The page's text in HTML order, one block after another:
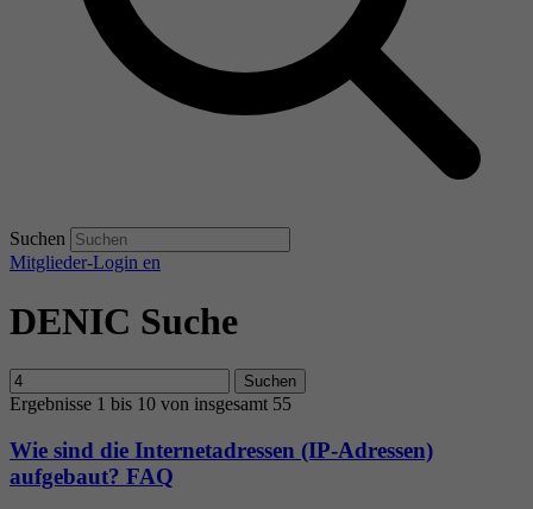
Suchen
Mitglieder-Login en
DENIC Suche
Suchen
Ergebnisse 1 bis 10 von insgesamt 55
Wie sind die Internetadressen (IP-Adressen)
aufgebaut? FAQ